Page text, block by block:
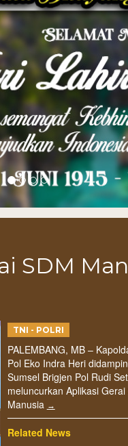
SDM
TNI - POLRI
PALEMBANG, MB –
Pol Eko Indra Heri
Sumsel Brigjen Pol Rudi
meluncurkan Aplikasi
Manusia
Related News